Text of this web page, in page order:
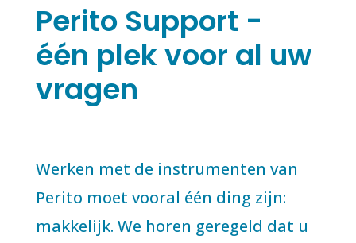
Perito Support -
één plek voor al uw
vragen
Werken met de instrumenten van
Perito moet vooral één ding zijn:
makkelijk. We horen geregeld dat u